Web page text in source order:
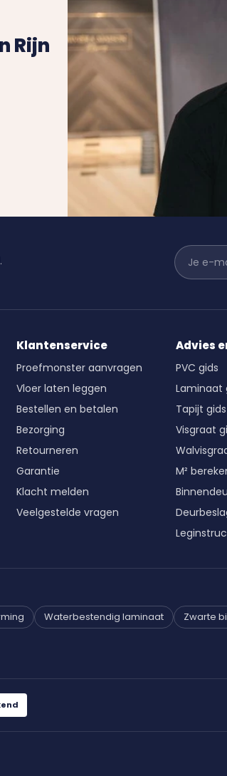
Rijn
Klantenservice
Proefmonster aanvragen
Vloer laten leggen
Bestellen en betalen
Bezorging
Retourneren
Garantie
Klacht melden
Veelgestelde vragen
Advies
PVC gids
Laminaat
Tapijt gids
Visgraat
M²
Waterbestendig laminaat
Zwarte